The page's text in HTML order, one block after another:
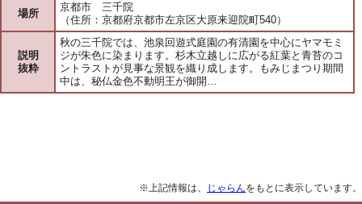
場所
京都市 三千院
（住所：京都府京都市左京区大原来迎院町540）
説明
抜粋
秋の三千院では、池泉回遊式庭園の有清園を中心にヤマモミ
ジが朱色に染まります。杉木立越しに広がる紅葉と青苔のコ
ントラストが見事な景観を織り成します。もみじまつり期間
中は、秘仏金色不動明王が御開…
※上記情報は、 じゃらんをもとに表示しています。